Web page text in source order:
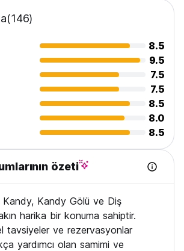
(146)
8.5
9.5
7.5
7.5
8.5
8.0
8.5
özeti
Kandy Gölü ve Diş
harika bir konuma sahiptir.
tavsiyeler ve rezervasyonlar
yardımcı olan samimi ve